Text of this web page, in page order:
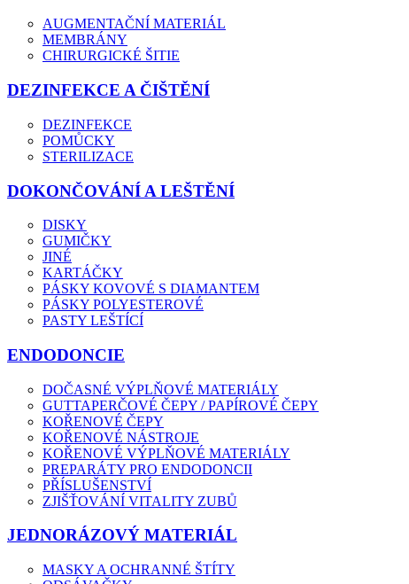
AUGMENTAČNÍ MATERIÁL
MEMBRÁNY
CHIRURGICKÉ ŠITIE
DEZINFEKCE A ČIŠTĚNÍ
DEZINFEKCE
POMŮCKY
STERILIZACE
DOKONČOVÁNÍ A LEŠTĚNÍ
DISKY
GUMIČKY
JINÉ
KARTÁČKY
PÁSKY KOVOVÉ S DIAMANTEM
PÁSKY POLYESTEROVÉ
PASTY LEŠTÍCÍ
ENDODONCIE
DOČASNÉ VÝPLŇOVÉ MATERIÁLY
GUTTAPERČOVÉ ČEPY / PAPÍROVÉ ČEPY
KOŘENOVÉ ČEPY
KOŘENOVÉ NÁSTROJE
KOŘENOVÉ VÝPLŇOVÉ MATERIÁLY
PREPARÁTY PRO ENDODONCII
PŘÍSLUŠENSTVÍ
ZJIŠŤOVÁNÍ VITALITY ZUBŮ
JEDNORÁZOVÝ MATERIÁL
MASKY A OCHRANNÉ ŠTÍTY